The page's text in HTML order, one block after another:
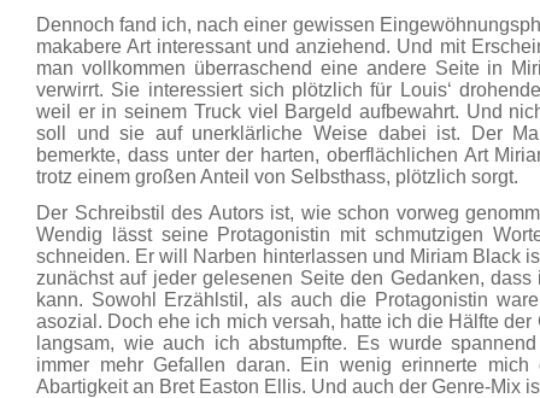
Dennoch fand ich, nach einer gewissen
makabere Art interessant und anziehend. Und mit
man vollkommen überraschend eine andere Seite in
verwirrt. Sie interessiert sich plötzlich für Louis‘
weil er in seinem Truck viel Bargeld aufbewahrt. Und
soll und sie auf unerklärliche Weise dabei ist. Der
bemerkte, dass unter der harten, oberflächlichen Art
trotz einem großen Anteil von Selbsthass, plötzlich sorgt.
Der Schreibstil des Autors ist, wie schon vorweg
Wendig lässt seine Protagonistin mit schmutzigen
schneiden. Er will Narben hinterlassen und Miriam Black
zunächst auf jeder gelesenen Seite den Gedanken,
kann. Sowohl Erzählstil, als auch die Protagonistin
asozial. Doch ehe ich mich versah, hatte ich die Hälfte
langsam, wie auch ich abstumpfte. Es wurde
immer mehr Gefallen daran. Ein wenig erinnerte mich
Abartigkeit an Bret Easton Ellis. Und auch der Genre-Mix